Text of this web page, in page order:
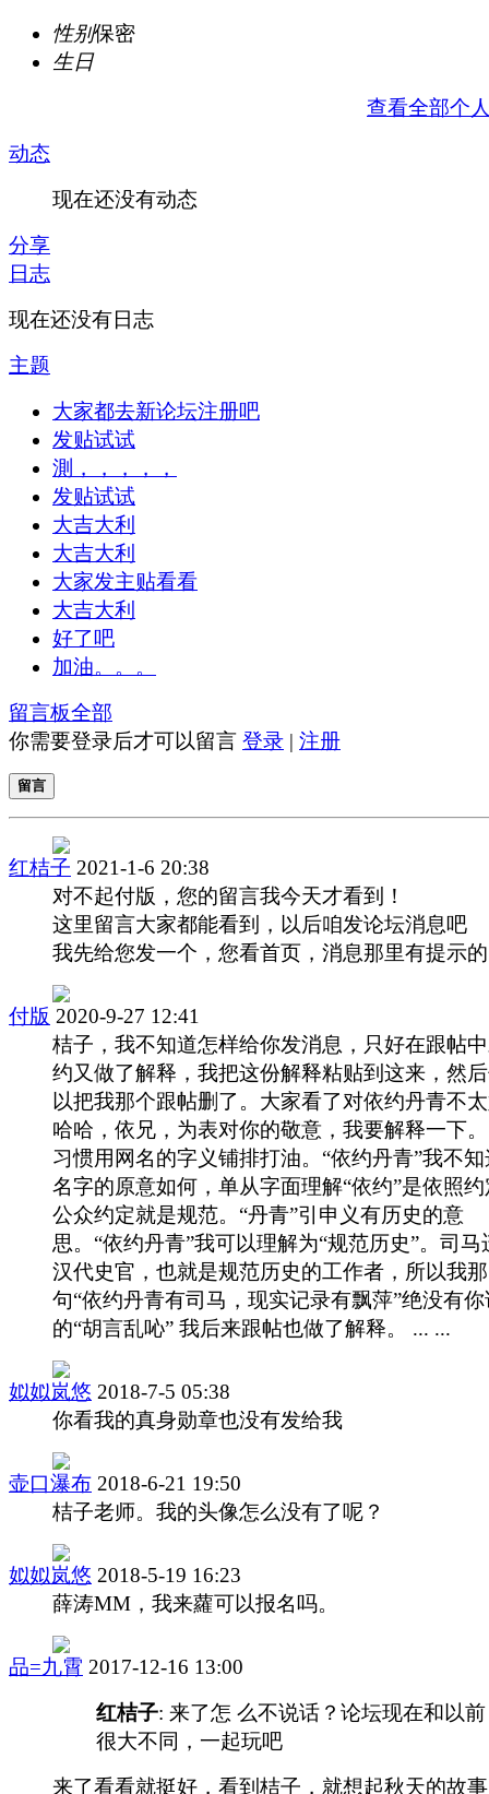
性别保密
生日
查看全部个
动态
现在还没有动态
分享
日志
现在还没有日志
主题
大家都去新论坛注册吧
发贴试试
測，，，，，
发贴试试
大吉大利
大吉大利
大家发主贴看看
大吉大利
好了吧
加油。。。
留言板全部
你需要登录后才可以留言 登录 | 注册
留言
红桔子 2021-1-6 20:38
对不起付版，您的留言我今天才看到！
这里留言大家都能看到，以后咱发论坛消息吧
我先给您发一个，您看首页，消息那里有提示的
付版 2020-9-27 12:41
桔子，我不知道怎样给你发消息，只好在跟帖
约又做了解释，我把这份解释粘贴到这来，然
以把我那个跟帖删了。大家看了对依约丹青不
哈哈，依兄，为表对你的敬意，我要解释一下
习惯用网名的字义铺排打油。“依约丹青”我不
名字的原意如何，单从字面理解“依约”是依照
公众约定就是规范。“丹青”引申义有历史的意
思。“依约丹青”我可以理解为“规范历史”。司马
汉代史官，也就是规范历史的工作者，所以我那
句“依约丹青有司马，现实记录有飘萍”绝没有你
的“胡言乱吣” 我后来跟帖也做了解释。 ... ...
姒姒岚悠 2018-7-5 05:38
你看我的真身勋章也没有发给我
壶口瀑布 2018-6-21 19:50
桔子老师。我的头像怎么没有了呢？
姒姒岚悠 2018-5-19 16:23
薛涛MM，我来蘿可以报名吗。
品=九霄 2017-12-16 13:00
红桔子: 来了怎 么不说话？论坛现在和以前
很大不同，一起玩吧
来了看看就挺好，看到桔子，就想起秋天的故